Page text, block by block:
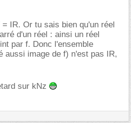
IR. Or tu sais bien qu'un réel
d'un réel : ainsi un réel
par f. Donc l'ensemble
aussi image de f) n'est pas IR,
sur kNz